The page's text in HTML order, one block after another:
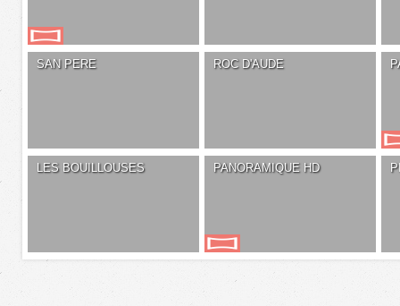
SAN PERE ROC D'AUDE
LES BOUILLOUSES PANORAMIQUE HD